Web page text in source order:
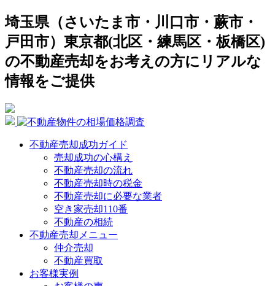
埼玉県（さいたま市・川口市・蕨市・
戸田市）東京都(北区・練馬区・板橋区)
の不動産売却をお考えの方にリアルな
情報をご提供
不動産売却成功ガイド
売却成功の心構え
不動産売却の流れ
不動産売却時の税金
不動産売却に必要な業者
空き家売却110番
不動産の相続
不動産売却メニュー
仲介売却
不動産買取
お客様実例